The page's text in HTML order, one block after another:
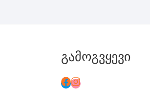
გამოგვყევი